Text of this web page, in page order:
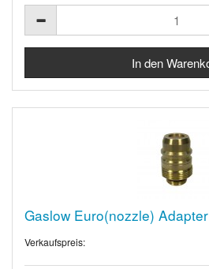
Gaslow Euro(nozzle) Adapter
Verkaufspreis: